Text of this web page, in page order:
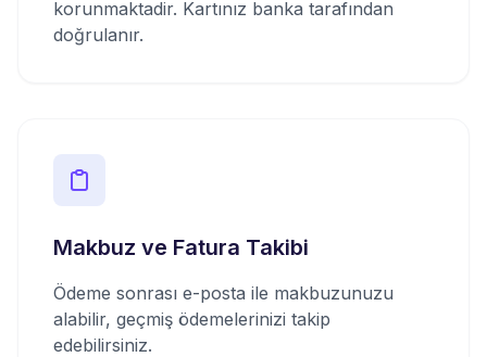
korunmaktadir. Kartınız banka tarafından
doğrulanır.
Makbuz ve Fatura Takibi
Ödeme sonrası e-posta ile makbuzunuzu
alabilir, geçmiş ödemelerinizi takip
edebilirsiniz.